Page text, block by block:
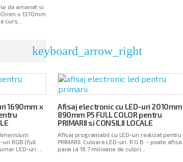
de amanet si
x 1370mm
curs...
keyboard_arrow_right
1690mm x
uri RGB (full
LED-uri:...
Afisaj electronic cu LED-uri
890mm P5 FULL COLOR pentru
PRIMARII si CONSILII LOCALE
Afisaj programabil cu LED-uri realizat pentru
PRIMARII. Culoare LED-uri: R G B - poate afisa
pana la 16.7 milioane de culori...